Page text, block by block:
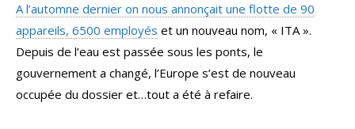
A l’automne dernier on nous annonçait une flotte de 90
appareils, 6500 employés et un nouveau nom, « ITA ».
Depuis de l’eau est passée sous les ponts, le
gouvernement a changé, l’Europe s’est de nouveau
occupée du dossier et…tout a été à refaire.